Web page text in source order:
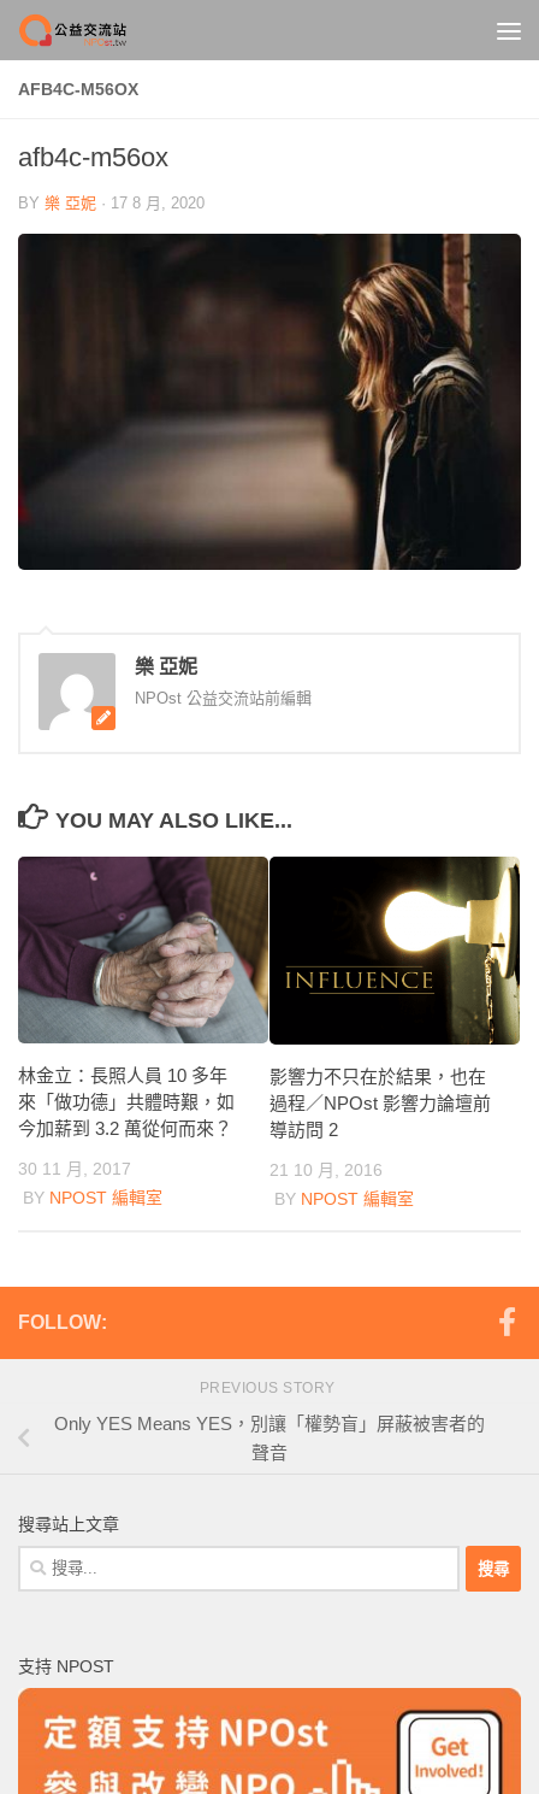
Skip to content
AFB4C-M56OX
afb4c-m56ox
BY 樂 亞妮 · 17 8 月, 2020
樂 亞妮
NPOst 公益交流站前編輯
YOU MAY ALSO LIKE...
林金立：長照人員 10 多年
來「做功德」共體時艱，如
今加薪到 3.2 萬從何而來？
30 11 月, 2017
BY NPOST 編輯室
影響力不只在於結果，也在
過程／NPOst 影響力論壇前
導訪問 2
21 10 月, 2016
BY NPOST 編輯室
FOLLOW:
PREVIOUS STORY
Only YES Means YES，別讓「權勢盲」屏蔽被害者的
聲音
搜尋站上文章
搜
尋
字:
支持 NPOST